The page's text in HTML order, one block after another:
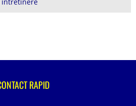
RAPID